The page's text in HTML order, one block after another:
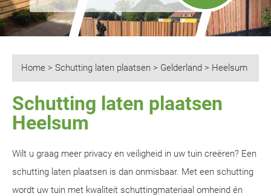
Home > Schutting laten plaatsen > Gelderland > Heelsum
Schutting laten plaatsen
Heelsum
Wilt u graag meer privacy en veiligheid in uw tuin creëren? Een
schutting laten plaatsen is dan onmisbaar. Met een schutting
wordt uw tuin met kwaliteit schuttingmateriaal omheind én